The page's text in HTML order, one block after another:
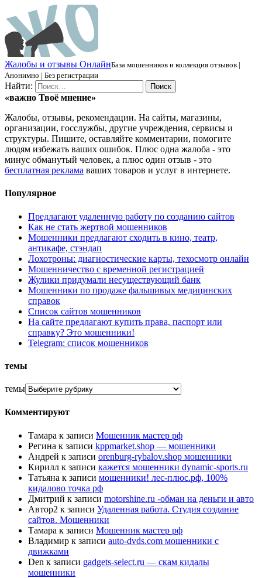
Жалобы и отзывы ОнлайнБаза мошенников и коллекция отзывов |
Анонимно | Без регистрации
Найти:
«важно Твоё мнение»
Жалобы, отзывы, рекомендации. На сайты, магазины,
организации, госслужбы, другие учреждения, сервисы и
структуры. Пишите, оставляйте комментарии, помогите
людям избежать ваших ошибок. Плюс одна жалоба - это
минус обманутый человек, а плюс один отзыв - это
бесплатная реклама ваших товаров и услуг в интернете.
Популярное
Предлагают удаленную работу по созданию сайтов
Как не стать жертвой мошенников
Мошенники предлагают сходить в кино, театр,
антикафе, стэндап
Лохотроны: диагностические карты, техосмотр онлайн
Мошенничество с временной регистрацией
Жулики придумали несуществующий банк
Мошенники по продаже фальшивых медицинских
справок
Список сайтов мошенников
На сайте предлагают купить права, паспорт или
справку? Это мошенники!
Telegram: список мошенников
темы
темы
Комментируют
Тамара к записи Мошенник мастер рф
Регина к записи kppmarket.shop — мошенники
Андрей к записи orenburg-rybalov.shop мошенники
Кирилл к записи кажется мошенники dynamic-sports.ru
Татьяна к записи мошенники! лес-плюс.рф, 100%
кидалово точка рф
Дмитрий к записи motorshine.ru -обман на деньги и авто
Автор2 к записи Удаленная работа. Студия создание
сайтов. Мошенники
Тамара к записи Мошенник мастер рф
Владимир к записи auto-dvds.com мошенники с
движками
Den к записи gadgets-select.ru — скам кидалы
мошенники